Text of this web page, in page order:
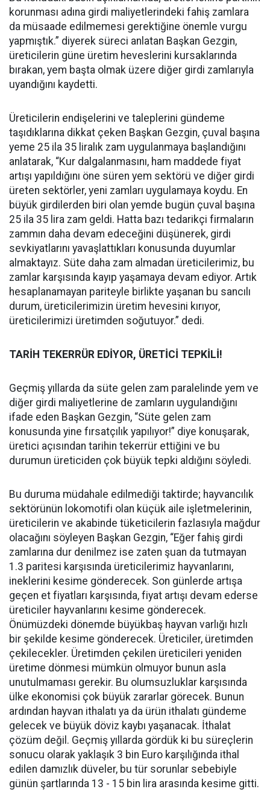
korunması adına girdi maliyetlerindeki fahiş zamlara
da müsaade edilmemesi gerektiğine önemle vurgu
yapmıştık.” diyerek süreci anlatan Başkan Gezgin,
üreticilerin güne üretim heveslerini kursaklarında
bırakan, yem başta olmak üzere diğer girdi zamlarıyla
uyandığını kaydetti.
Üreticilerin endişelerini ve taleplerini gündeme
taşıdıklarına dikkat çeken Başkan Gezgin, çuval başına
yeme 25 ila 35 liralık zam uygulanmaya başlandığını
anlatarak, “Kur dalgalanmasını, ham maddede fiyat
artışı yapıldığını öne süren yem sektörü ve diğer girdi
üreten sektörler, yeni zamları uygulamaya koydu. En
büyük girdilerden biri olan yemde bugün çuval başına
25 ila 35 lira zam geldi. Hatta bazı tedarikçi firmaların
zammın daha devam edeceğini düşünerek, girdi
sevkiyatlarını yavaşlattıkları konusunda duyumlar
almaktayız. Süte daha zam almadan üreticilerimiz, bu
zamlar karşısında kayıp yaşamaya devam ediyor. Artık
hesaplanamayan pariteyle birlikte yaşanan bu sancılı
durum, üreticilerimizin üretim hevesini kırıyor,
üreticilerimizi üretimden soğutuyor.” dedi.
TARİH TEKERRÜR EDİYOR, ÜRETİCİ TEPKİLİ!
Geçmiş yıllarda da süte gelen zam paralelinde yem ve
diğer girdi maliyetlerine de zamların uygulandığını
ifade eden Başkan Gezgin, “Süte gelen zam
konusunda yine fırsatçılık yapılıyor!” diye konuşarak,
üretici açısından tarihin tekerrür ettiğini ve bu
durumun üreticiden çok büyük tepki aldığını söyledi.
Bu duruma müdahale edilmediği taktirde; hayvancılık
sektörünün lokomotifi olan küçük aile işletmelerinin,
üreticilerin ve akabinde tüketicilerin fazlasıyla mağdur
olacağını söyleyen Başkan Gezgin, “Eğer fahiş girdi
zamlarına dur denilmez ise zaten şuan da tutmayan
1.3 paritesi karşısında üreticilerimiz hayvanlarını,
ineklerini kesime gönderecek. Son günlerde artışa
geçen et fiyatları karşısında, fiyat artışı devam ederse
üreticiler hayvanlarını kesime gönderecek.
Önümüzdeki dönemde büyükbaş hayvan varlığı hızlı
bir şekilde kesime gönderecek. Üreticiler, üretimden
çekilecekler. Üretimden çekilen üreticileri yeniden
üretime dönmesi mümkün olmuyor bunun asla
unutulmaması gerekir. Bu olumsuzluklar karşısında
ülke ekonomisi çok büyük zararlar görecek. Bunun
ardından hayvan ithalatı ya da ürün ithalatı gündeme
gelecek ve büyük döviz kaybı yaşanacak. İthalat
çözüm değil. Geçmiş yıllarda gördük ki bu süreçlerin
sonucu olarak yaklaşık 3 bin Euro karşılığında ithal
edilen damızlık düveler, bu tür sorunlar sebebiyle
günün şartlarında 13 - 15 bin lira arasında kesime gitti.